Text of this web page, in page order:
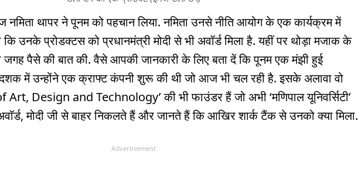
थापर ने पूनम को पहचान लिया. नमिता उनसे नीति आयोग के एक कार्यक्रम में
कि उनके प्रोडक्टस को प्रधानमंत्री मोदी से भी अवॉर्ड मिला है. यहीं पर थोड़ा मजाक के
जगह पैसे की बात की. वैसे आपकी जानकारी के लिए बता दें कि पूनम एक मंझी हुई
में उन्होंने एक क्राफ्ट कंपनी शुरू की थी जो आज भी चल रही है. इसके अलावा वो
Design and Technology’ की भी फाउंडर हैं जो अभी ‘मणिपाल यूनिवर्सिटी’
मोदी जी से बाहर निकलते हैं और जानते हैं कि आखिर शार्क टैंक से उनको क्या मिला.
Advertisement